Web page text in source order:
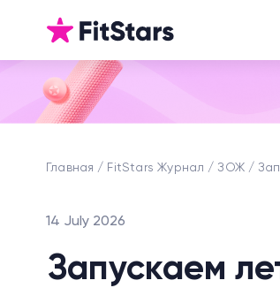
Главная FitStars Журнал ЗОЖ
14 July 2026
Запускаем